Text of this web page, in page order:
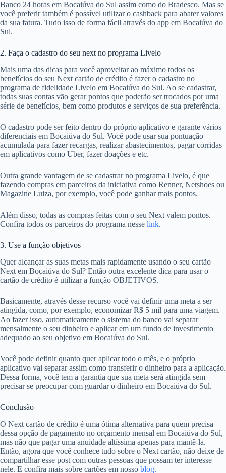
Banco 24 horas em Bocaiúva do Sul assim como do Bradesco. Mas se
você preferir também é possível utilizar o cashback para abater valores
da sua fatura. Tudo isso de forma fácil através do app em Bocaiúva do
Sul.
2. Faça o cadastro do seu next no programa Livelo
Mais uma das dicas para você aproveitar ao máximo todos os
benefícios do seu Next cartão de crédito é fazer o cadastro no
programa de fidelidade Livelo em Bocaiúva do Sul. Ao se cadastrar,
todas suas contas vão gerar pontos que poderão ser trocados por uma
série de benefícios, bem como produtos e serviços de sua preferência.
O cadastro pode ser feito dentro do próprio aplicativo e garante vários
diferenciais em Bocaiúva do Sul. Você pode usar sua pontuação
acumulada para fazer recargas, realizar abastecimentos, pagar corridas
em aplicativos como Uber, fazer doações e etc.
Outra grande vantagem de se cadastrar no programa Livelo, é que
fazendo compras em parceiros da iniciativa como Renner, Netshoes ou
Magazine Luiza, por exemplo, você pode ganhar mais pontos.
Além disso, todas as compras feitas com o seu Next valem pontos.
Confira todos os parceiros do programa nesse link.
3. Use a função objetivos
Quer alcançar as suas metas mais rapidamente usando o seu cartão
Next em Bocaiúva do Sul? Então outra excelente dica para usar o
cartão de crédito é utilizar a função OBJETIVOS.
Basicamente, através desse recurso você vai definir uma meta a ser
atingida, como, por exemplo, economizar R$ 5 mil para uma viagem.
Ao fazer isso, automaticamente o sistema do banco vai separar
mensalmente o seu dinheiro e aplicar em um fundo de investimento
adequado ao seu objetivo em Bocaiúva do Sul.
Você pode definir quanto quer aplicar todo o mês, e o próprio
aplicativo vai separar assim como transferir o dinheiro para a aplicação.
Dessa forma, você tem a garantia que sua meta será atingida sem
precisar se preocupar com guardar o dinheiro em Bocaiúva do Sul.
Conclusão
O Next cartão de crédito é uma ótima alternativa para quem precisa
dessa opção de pagamento no orçamento mensal em Bocaiúva do Sul,
mas não que pagar uma anuidade altíssima apenas para mantê-la.
Então, agora que você conhece tudo sobre o Next cartão, não deixe de
compartilhar esse post com outras pessoas que possam ter interesse
nele. E confira mais sobre cartões em nosso blog.